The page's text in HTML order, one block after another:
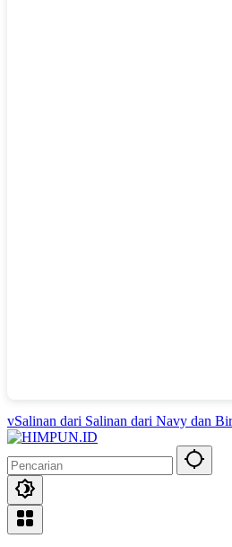
vSalinan dari Salinan dari Navy dan